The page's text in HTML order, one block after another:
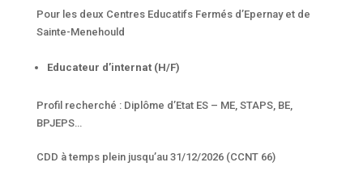
Pour les deux Centres Educatifs Fermés d’Epernay et de
Sainte-Menehould
Educateur d’internat (H/F)
Profil recherché : Diplôme d’Etat ES – ME, STAPS, BE,
BPJEPS…
CDD à temps plein jusqu’au 31/12/2026 (CCNT 66)